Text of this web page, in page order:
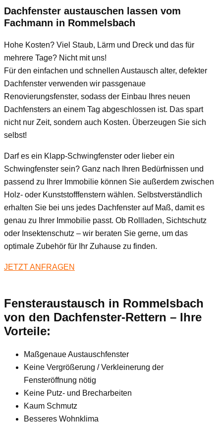
Dachfenster austauschen lassen vom
Fachmann in Rommelsbach
Hohe Kosten? Viel Staub, Lärm und Dreck und das für
mehrere Tage? Nicht mit uns!
Für den einfachen und schnellen Austausch alter, defekter
Dachfenster verwenden wir passgenaue
Renovierungsfenster, sodass der Einbau Ihres neuen
Dachfensters an einem Tag abgeschlossen ist. Das spart
nicht nur Zeit, sondern auch Kosten. Überzeugen Sie sich
selbst!
Darf es ein Klapp-Schwingfenster oder lieber ein
Schwingfenster sein? Ganz nach Ihren Bedürfnissen und
passend zu Ihrer Immobilie können Sie außerdem zwischen
Holz- oder Kunststofffenstern wählen. Selbstverständlich
erhalten Sie bei uns jedes Dachfenster auf Maß, damit es
genau zu Ihrer Immobilie passt. Ob Rollladen, Sichtschutz
oder Insektenschutz – wir beraten Sie gerne, um das
optimale Zubehör für Ihr Zuhause zu finden.
JETZT ANFRAGEN
Fensteraustausch in Rommelsbach
von den Dachfenster-Rettern – Ihre
Vorteile:
Maßgenaue Austauschfenster
Keine Vergrößerung / Verkleinerung der
Fensteröffnung nötig
Keine Putz- und Brecharbeiten
Kaum Schmutz
Besseres Wohnklima